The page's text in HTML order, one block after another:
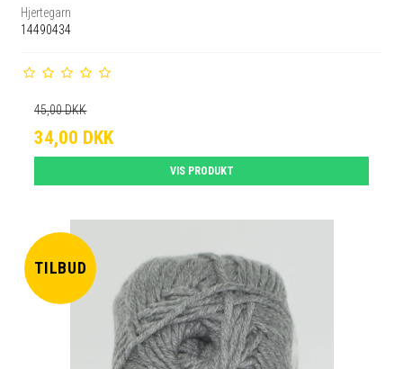
Hjertegarn
14490434
45,00 DKK
34,00 DKK
VIS PRODUKT
TILBUD